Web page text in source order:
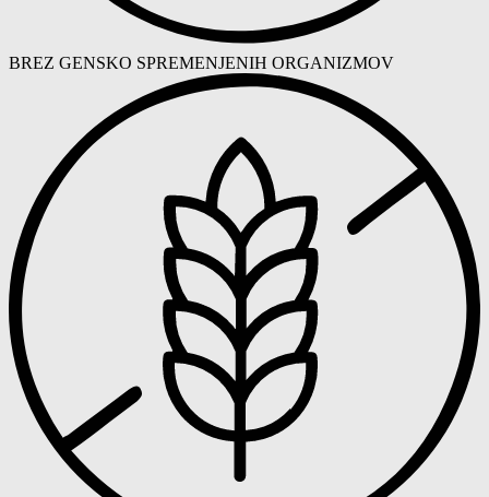
BREZ GENSKO SPREMENJENIH ORGANIZMOV